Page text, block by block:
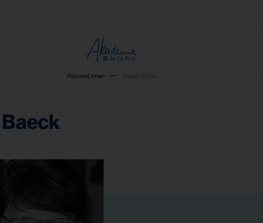
Referent:innen Baeck Sylvia